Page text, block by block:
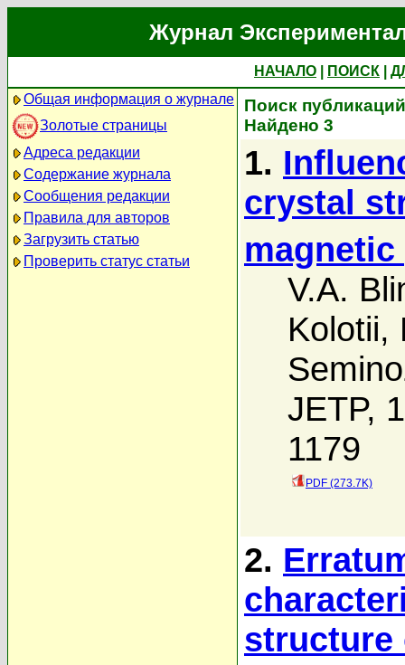
Журнал
НАЧАЛО ПОИСК
Общая информация о журнале
Золотые страницы
Адреса редакции
Содержание журнала
Сообщения редакции
Правила для авторов
Загрузить статью
Проверить статус статьи
Поиск
Найдено 3
1.
crystal
V.A.
Kolotii,
JETP,
1179
PDF (273.7K)
2.
structure